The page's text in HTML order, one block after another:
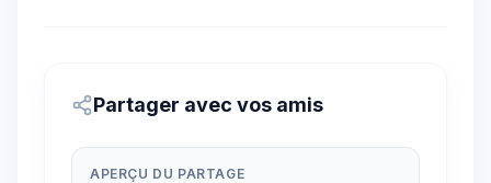
Partager avec vos amis
APERÇU DU PARTAGE